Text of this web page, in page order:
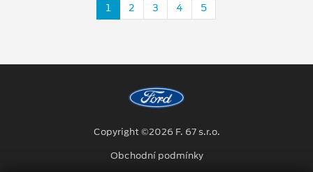
1 2 3 4 5
Copyright ©2026 F. 67 s.r.o.
Obchodní podmínky